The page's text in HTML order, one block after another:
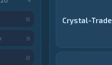
Crystal-Trade
5
3
2